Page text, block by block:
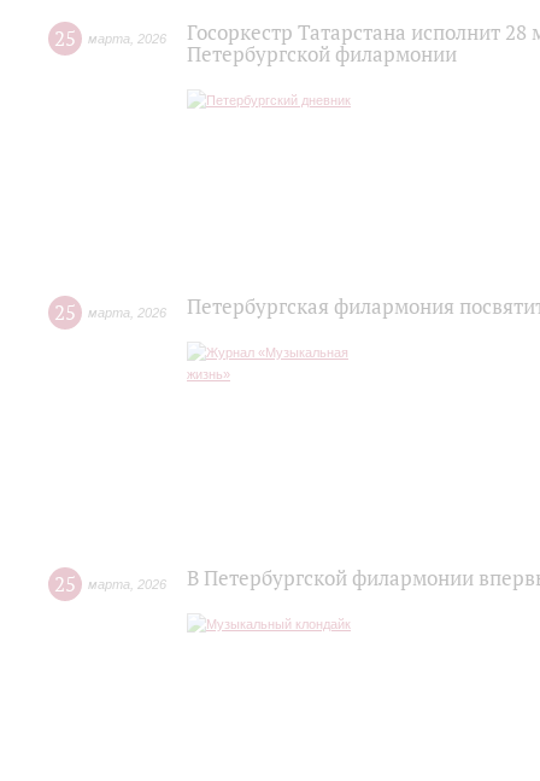
25 марта 2026
Госоркестр Татарстана исполнит
Петербургской филармонии
25 марта 2026 Петербургская филармония
25 марта 2026 В Петербургской филармонии